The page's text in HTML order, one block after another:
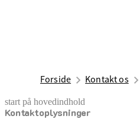
Forside Kontakt os
start på hovedindhold
Kontaktoplysninger
senest opdateret 11. juli 2025